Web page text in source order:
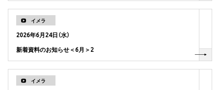
イメラ
2026年6月24日（水）
新着資料のお知らせ＜6月＞2
イメラ